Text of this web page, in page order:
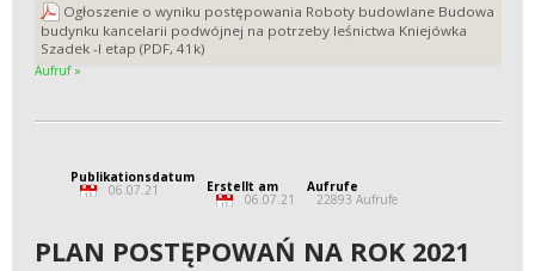
Ogłoszenie o wyniku postępowania Roboty budowlane Budowa
budynku kancelarii podwójnej na potrzeby leśnictwa Kniejówka
Szadek -I etap (PDF, 41k)
Aufruf »
Publikationsdatum
06.07.21 Erstellt am
06.07.21
Aufrufe
22893 Aufrufe
PLAN POSTĘPOWAŃ NA ROK 2021